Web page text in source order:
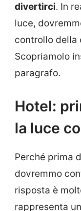
divertirci. In
luce,
controllo della
Scopriamolo
paragrafo.
Hotel:
la luce
Perché prima
dovremmo
risposta è
rappresenta